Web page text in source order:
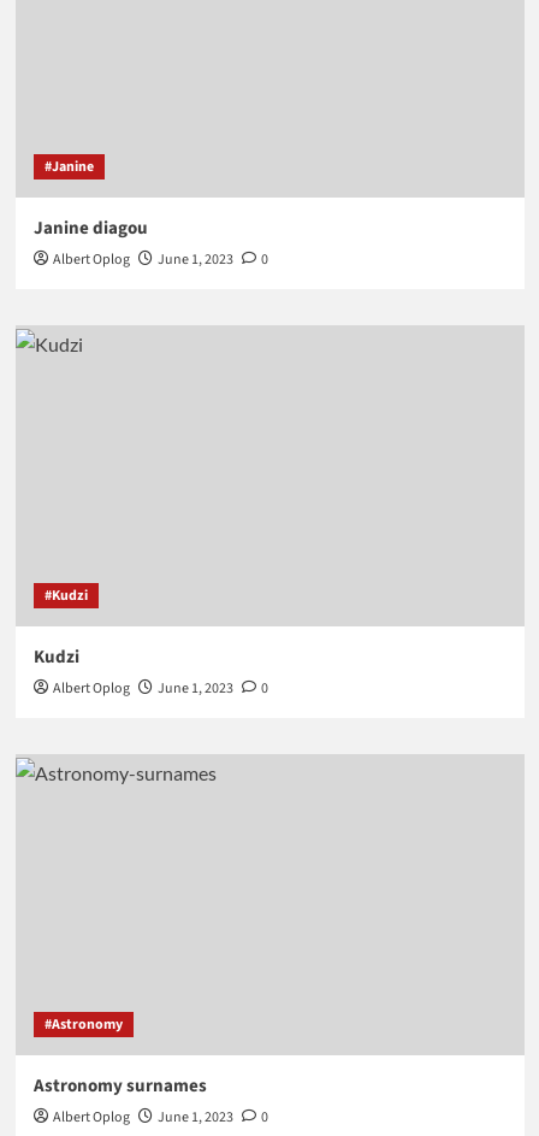
#Janine
Janine diagou
Albert Oplog June 1, 2023 0
#Kudzi
Kudzi
Albert Oplog June 1, 2023 0
#Astronomy
Astronomy surnames
Albert Oplog June 1, 2023 0